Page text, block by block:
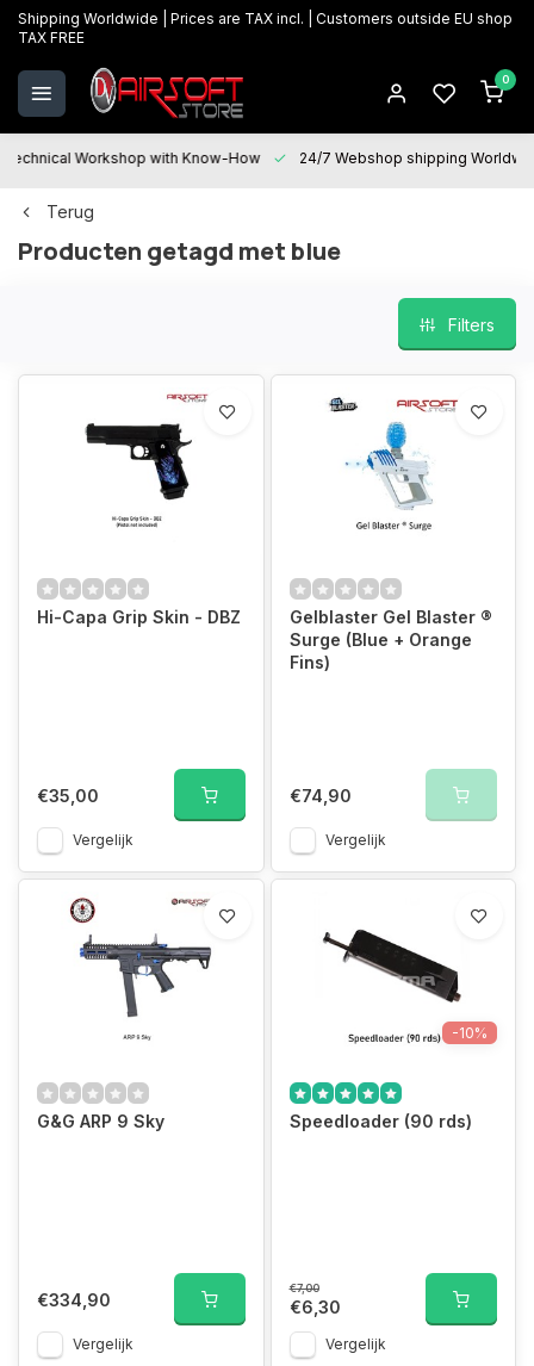
Shipping Worldwide | Prices are TAX incl. | Customers outside EU shop
TAX FREE
0
Technical Workshop with Know-How 24/7 Webshop shipping
Terug
Producten getagd met blue
Filters
Hi-Capa Grip Skin - DBZ
€35,00
Vergelijk
Gelblaster Gel Blaster ®
Surge (Blue + Orange
Fins)
€74,90
Vergelijk
G&G ARP 9 Sky
€334,90
Vergelijk
-10%
Speedloader (90 rds)
€7,00
€6,30
Vergelijk